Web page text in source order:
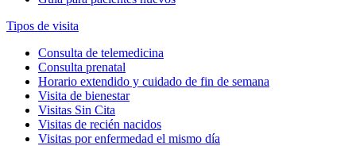
Tipos de visita
Consulta de telemedicina
Consulta prenatal
Horario extendido y cuidado de fin de semana
Visita de bienestar
Visitas Sin Cita
Visitas de recién nacidos
Visitas por enfermedad el mismo día